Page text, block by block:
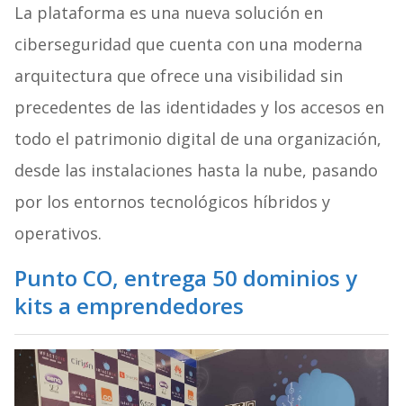
La plataforma es una nueva solución en
ciberseguridad que cuenta con una moderna
arquitectura que ofrece una visibilidad sin
precedentes de las identidades y los accesos en
todo el patrimonio digital de una organización,
desde las instalaciones hasta la nube, pasando
por los entornos tecnológicos híbridos y
operativos.
Punto CO, entrega 50 dominios y
kits a emprendedores